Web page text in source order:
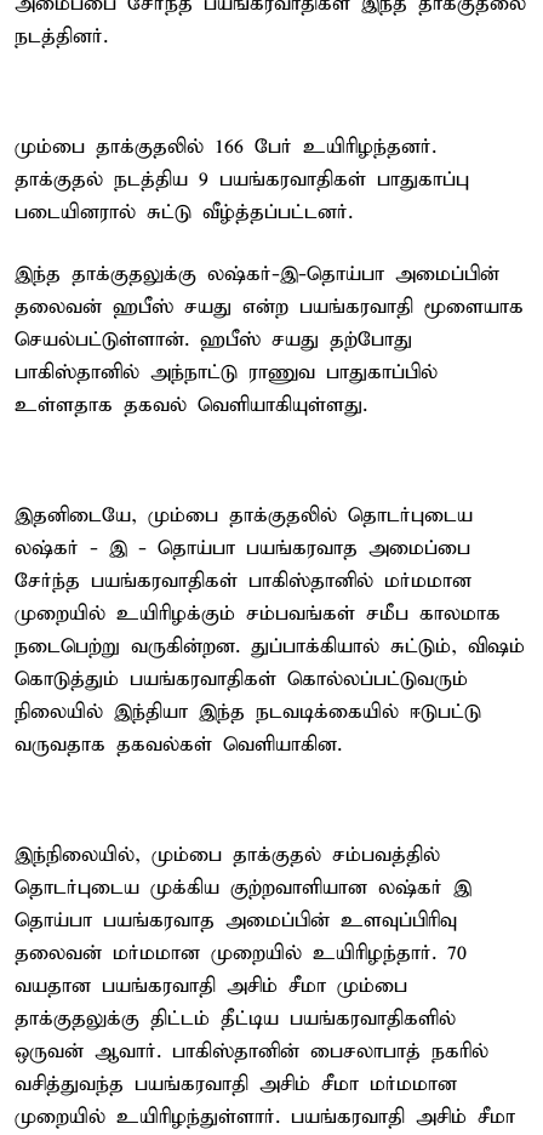
நடத்தினர்.
மும்பை தாக்குதலில் 166 பேர் உயிரிழந்தனர்.
தாக்குதல் நடத்திய 9 பயங்கரவாதிகள் பாதுகாப்பு
படையினரால் சுட்டு வீழ்த்தப்பட்டனர்.
இந்த தாக்குதலுக்கு லஷ்கர்-இ-தொய்பா அமைப்பின்
தலைவன் ஹபீஸ் சயது என்ற பயங்கரவாதி மூளையாக
செயல்பட்டுள்ளான். ஹபீஸ் சயது தற்போது
பாகிஸ்தானில் அந்நாட்டு ராணுவ பாதுகாப்பில்
உள்ளதாக தகவல் வெளியாகியுள்ளது.
இதனிடையே, மும்பை தாக்குதலில் தொடர்புடைய
லஷ்கர் - இ - தொய்பா பயங்கரவாத அமைப்பை
சேர்ந்த பயங்கரவாதிகள் பாகிஸ்தானில் மர்மமான
முறையில் உயிரிழக்கும் சம்பவங்கள் சமீப காலமாக
நடைபெற்று வருகின்றன. துப்பாக்கியால் சுட்டும், விஷம்
கொடுத்தும் பயங்கரவாதிகள் கொல்லப்பட்டுவரும்
நிலையில் இந்தியா இந்த நடவடிக்கையில் ஈடுபட்டு
வருவதாக தகவல்கள் வெளியாகின.
இந்நிலையில், மும்பை தாக்குதல் சம்பவத்தில்
தொடர்புடைய முக்கிய குற்றவாளியான லஷ்கர் இ
தொய்பா பயங்கரவாத அமைப்பின் உளவுப்பிரிவு
தலைவன் மர்மமான முறையில் உயிரிழந்தார். 70
வயதான பயங்கரவாதி அசிம் சீமா மும்பை
தாக்குதலுக்கு திட்டம் தீட்டிய பயங்கரவாதிகளில்
ஒருவன் ஆவார். பாகிஸ்தானின் பைசலாபாத் நகரில்
வசித்துவந்த பயங்கரவாதி அசிம் சீமா மர்மமான
முறையில் உயிரிழந்துள்ளார். பயங்கரவாதி அசிம் சீமா